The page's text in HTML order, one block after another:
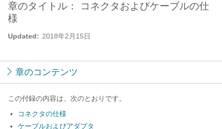
Updated: 2018年2月15日
章のタイトル： コネクタおよびケーブルの仕
様
章のコンテンツ
この付録の内容は、次のとおりです。
コネクタの仕様
ケーブルおよびアダプタ